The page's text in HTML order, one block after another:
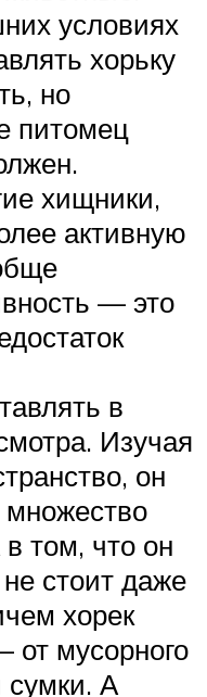
условиях
хорьку
но
питомец
хищники,
активную
— это
в
Изучая
он
том, что он
стоит даже
хорек
от мусорного
сумки. А